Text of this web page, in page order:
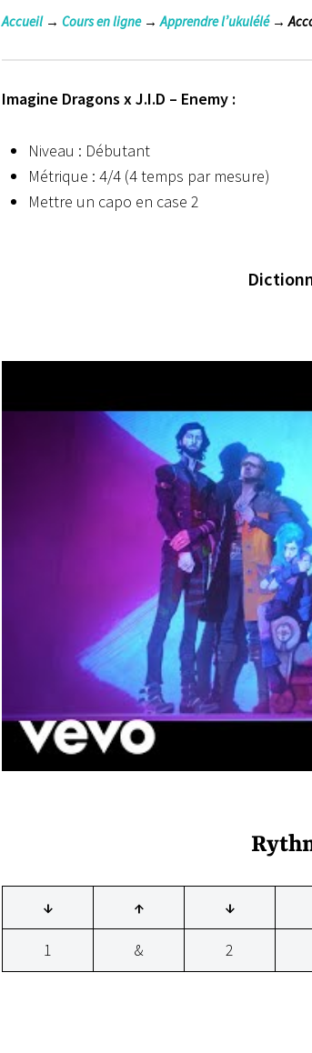
Accueil→ Cours en ligne→Apprendre l’ukulélé→
Imagine Dragons x J.I.D – Enemy :
Niveau : Débutant
Métrique : 4/4 (4 temps par mesure)
Mettre un capo en case 2
↓ ↑ ↓
1 & 2